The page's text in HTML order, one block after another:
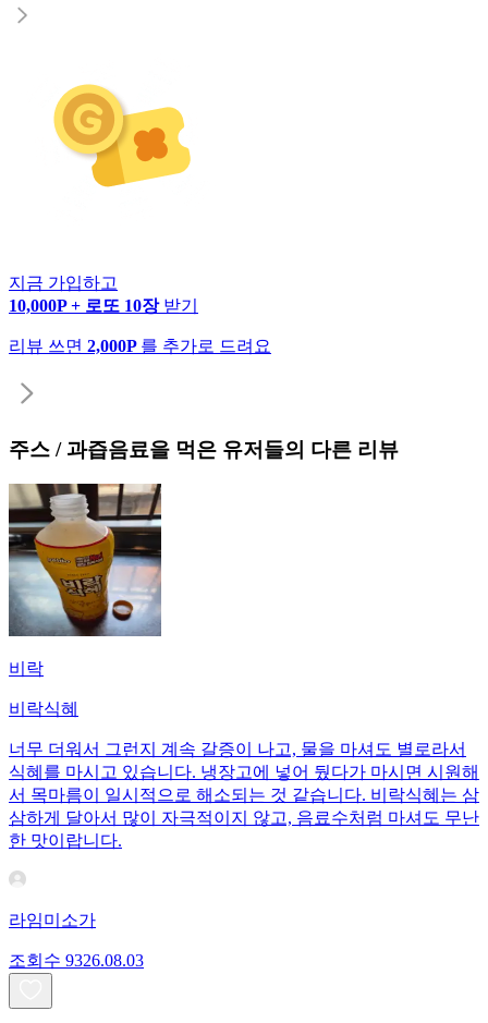
지금 가입하고
10,000P + 로또 10장 받기
리뷰 쓰면 2,000P 를 추가로 드려요
주스 / 과즙음료을 먹은 유저들의 다른 리뷰
비락
비락식혜
너무 더워서 그런지 계속 갈증이 나고, 물을 마셔도 별로라서
식혜를 마시고 있습니다. 냉장고에 넣어 뒀다가 마시면 시원해
서 목마름이 일시적으로 해소되는 것 같습니다. 비락식혜는 삼
삼하게 달아서 많이 자극적이지 않고, 음료수처럼 마셔도 무난
한 맛이랍니다.
라임미소가
조회수 9326.08.03